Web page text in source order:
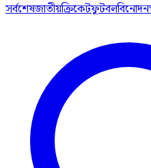
সর্বশেষজাতীয়ক্রিকেটফুটবলবিনোদন